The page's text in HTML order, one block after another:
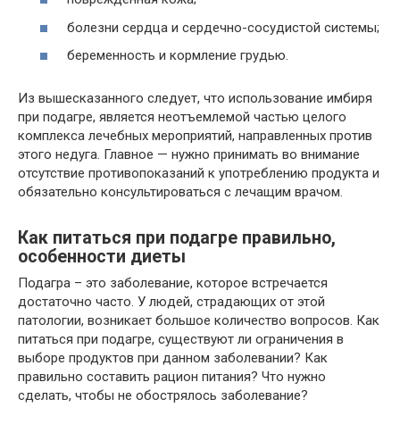
болезни сердца и сердечно-сосудистой системы;
беременность и кормление грудью.
Из вышесказанного следует, что использование имбиря
при подагре, является неотъемлемой частью целого
комплекса лечебных мероприятий, направленных против
этого недуга. Главное — нужно принимать во внимание
отсутствие противопоказаний к употреблению продукта и
обязательно консультироваться с лечащим врачом.
Как питаться при подагре правильно,
особенности диеты
Подагра – это заболевание, которое встречается
достаточно часто. У людей, страдающих от этой
патологии, возникает большое количество вопросов. Как
питаться при подагре, существуют ли ограничения в
выборе продуктов при данном заболевании? Как
правильно составить рацион питания? Что нужно
сделать, чтобы не обострялось заболевание?